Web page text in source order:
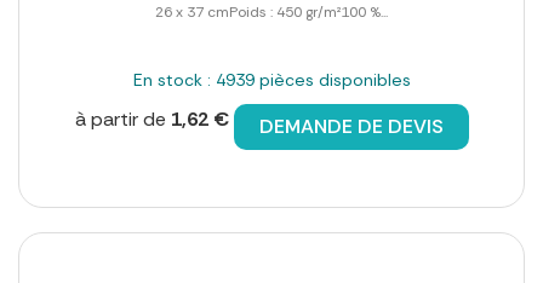
26 x 37 cmPoids : 450 gr/m²100 %...
En stock : 4939 pièces disponibles
à partir de 1,62 € DEMANDE DE DEVIS